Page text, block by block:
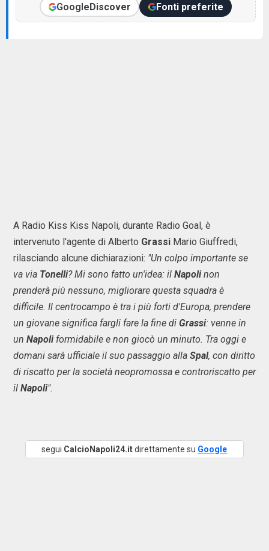
GoogleDiscover Fonti preferite
A Radio Kiss Kiss Napoli, durante Radio Goal, è
intervenuto l'agente di Alberto Grassi Mario Giuffredi,
rilasciando alcune dichiarazioni: "Un colpo importante se
va via Tonelli? Mi sono fatto un'idea: il Napolinon
prenderà più nessuno, migliorare questa squadra è
difficile. Il centrocampo è tra i più forti d'Europa, prendere
un giovane significa fargli fare la fine di Grassi: venne in
un Napoli formidabile e non giocò un minuto. Tra oggi e
domani sarà ufficiale il suo passaggio alla Spal, con diritto
di riscatto per la società neopromossa e controriscatto per
il Napoli".
segui CalcioNapoli24.itdirettamente su Google